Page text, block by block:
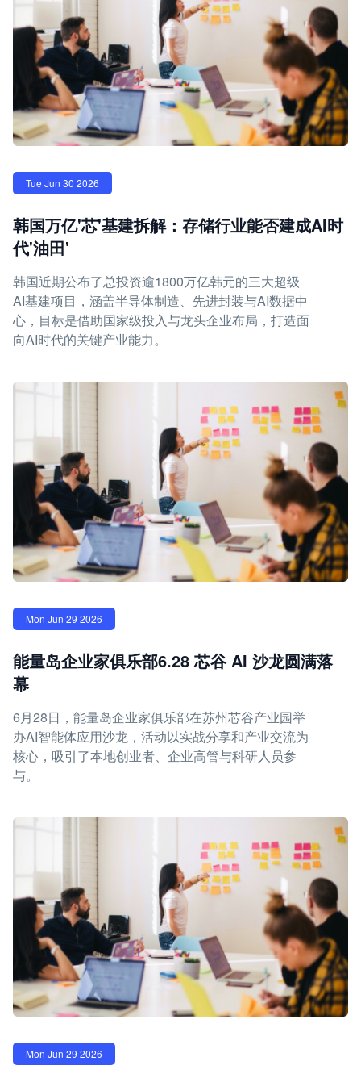
Tue Jun 30 2026
韩国万亿'芯'基建拆解：存储行业能否建成AI时
代'油田'
韩国近期公布了总投资逾1800万亿韩元的三大超级
AI基建项目，涵盖半导体制造、先进封装与AI数据中
心，目标是借助国家级投入与龙头企业布局，打造面
向AI时代的关键产业能力。
Mon Jun 29 2026
能量岛企业家俱乐部6.28 芯谷 AI 沙龙圆满落
幕
6月28日，能量岛企业家俱乐部在苏州芯谷产业园举
办AI智能体应用沙龙，活动以实战分享和产业交流为
核心，吸引了本地创业者、企业高管与科研人员参
与。
Mon Jun 29 2026